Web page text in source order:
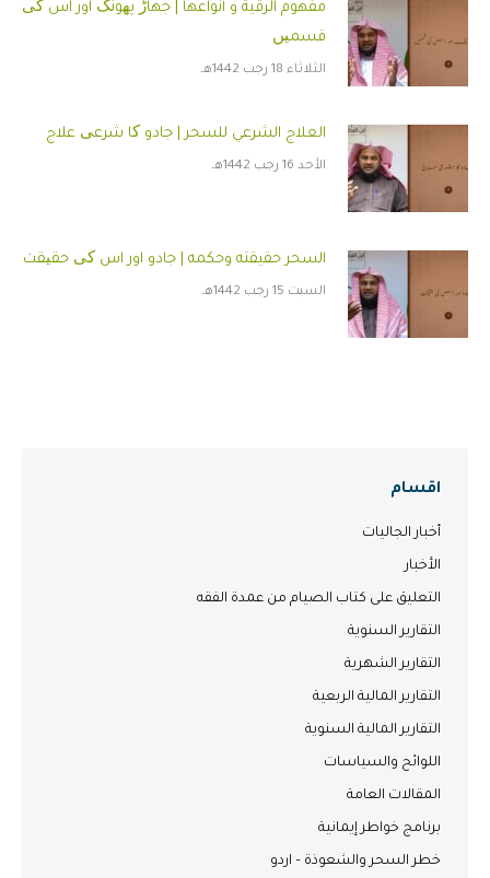
مفهوم الرقية و أنواعها | جهاڑ پھونک اور اس کی
قسمیں
الثلاثاء 18 رجب 1442هـ
العلاج الشرعي للسحر | جادو کا شرعی علاج
الأحد 16 رجب 1442هـ
السحر حقيقته وحكمه | جادو اور اس کی حقیقت
السبت 15 رجب 1442هـ
اقسام
أخبار الجاليات
الأخبار
التعليق على كتاب الصيام من عمدة الفقه
التقارير السنوية
التقارير الشهرية
التقارير المالية الربعية
التقارير المالية السنوية
اللوائح والسياسات
المقالات العامة
برنامج خواطر إيمانية
خطر السحر والشعوذة – اردو